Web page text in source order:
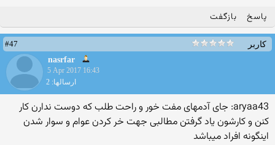
پاسخ بازگفت
کاربر
#47
nasrfar
5 Apr 2017 16:43
ارسالها: 2
aryaa43: جای آدمهای مفت خور و راحت طلب که دوست ندارن کار
کنن و کارشون یاد گرفتن مطالبی جهت خر کردن عوام و سوار شدن
اینگونه افراد میباشد